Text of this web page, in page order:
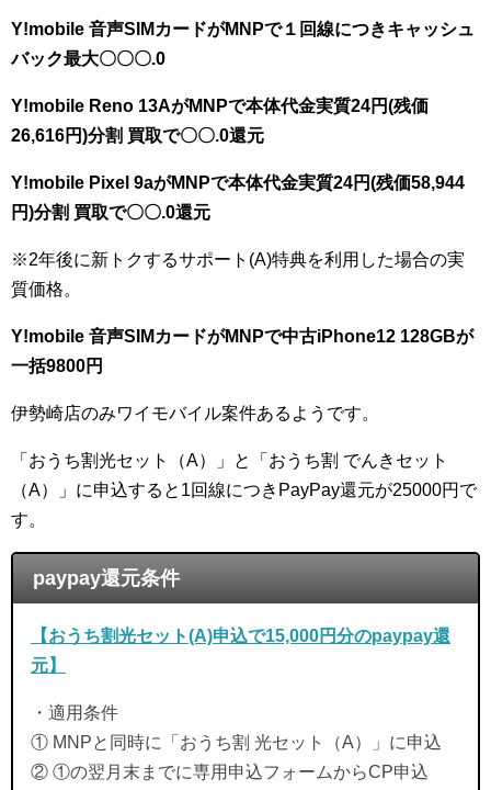
Y!mobile 音声SIMカードがMNPで１回線につきキャッシュ
バック最大〇〇〇.0
Y!mobile Reno 13AがMNPで本体代金実質24円(残価
26,616円)分割 買取で〇〇.0還元
Y!mobile Pixel 9aがMNPで本体代金実質24円(残価58,944
円)分割 買取で〇〇.0還元
※2年後に新トクするサポート(A)特典を利用した場合の実
質価格。
Y!mobile 音声SIMカードがMNPで中古iPhone12 128GBが
一括9800円
伊勢崎店のみワイモバイル案件あるようです。
「おうち割光セット（A）」と「おうち割 でんきセット
（A）」に申込すると1回線につきPayPay還元が25000円で
す。
paypay還元条件
【おうち割光セット(A)申込で15,000円分のpaypay還
元】
・適用条件
① MNPと同時に「おうち割 光セット（A）」に申込
② ①の翌月末までに専用申込フォームからCP申込